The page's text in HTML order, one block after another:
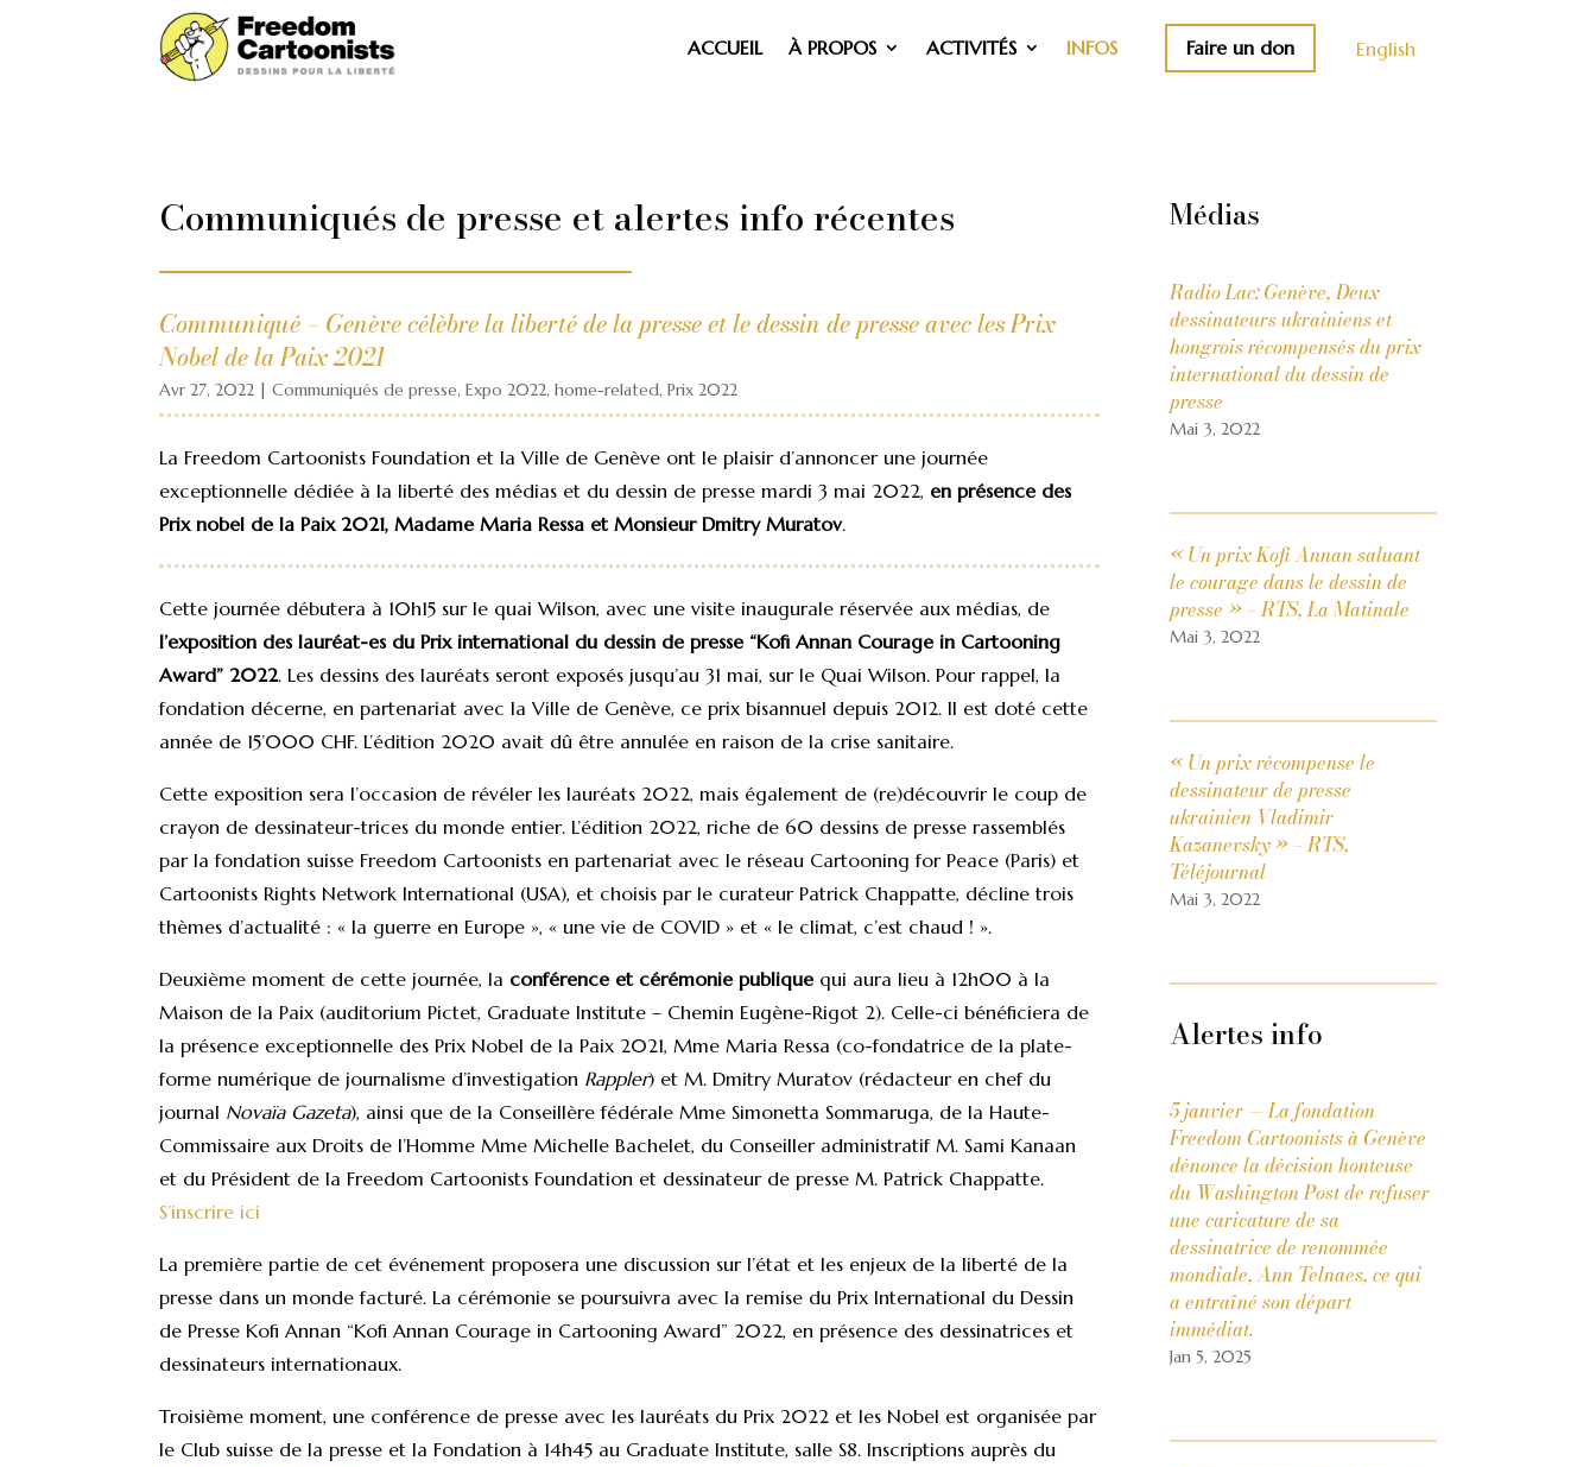
ACCUEIL À PROPOS ACTIVITÉS INFOS Faire un don English
Communiqués de presse et alertes info récentes
Communiqué – Genève célèbre la liberté de la presse et le dessin de presse avec les Prix
Nobel de la Paix 2021
Avr 27, 2022 |Communiqués de presse,Expo 2022,home-related,Prix 2022
La Freedom Cartoonists Foundation et la Ville de Genève ont le plaisir d’annoncer une journée
exceptionnelle dédiée à la liberté des médias et du dessin de presse mardi 3 mai 2022, en présence des
Prix nobel de la Paix 2021, Madame Maria Ressa et Monsieur Dmitry Muratov.
Cette journée débutera à 10h15 sur le quai Wilson, avec une visite inaugurale réservée aux médias, de
l’exposition des lauréat-es du Prix international du dessin de presse “Kofi Annan Courage in Cartooning
Award” 2022. Les dessins des lauréats seront exposés jusqu’au 31 mai, sur le Quai Wilson. Pour rappel, la
fondation décerne, en partenariat avec la Ville de Genève, ce prix bisannuel depuis 2012. Il est doté cette
année de 15’000 CHF. L’édition 2020 avait dû être annulée en raison de la crise sanitaire.
Cette exposition sera l’occasion de révéler les lauréats 2022, mais également de (re)découvrir le coup de
crayon de dessinateur-trices du monde entier. L’édition 2022, riche de 60 dessins de presse rassemblés
par la fondation suisse Freedom Cartoonists en partenariat avec le réseau Cartooning for Peace (Paris) et
Cartoonists Rights Network International (USA), et choisis par le curateur Patrick Chappatte, décline trois
thèmes d’actualité : « la guerre en Europe », « une vie de COVID » et « le climat, c’est chaud ! ».
Deuxième moment de cette journée, la conférence et cérémonie publique qui aura lieu à 12h00 à la
Maison de la Paix (auditorium Pictet, Graduate Institute – Chemin Eugène-Rigot 2). Celle-ci bénéficiera de
la présence exceptionnelle des Prix Nobel de la Paix 2021, Mme Maria Ressa (co-fondatrice de la plate-
forme numérique de journalisme d’investigation Rappler) et M. Dmitry Muratov (rédacteur en chef du
journal Novaïa Gazeta), ainsi que de la Conseillère fédérale Mme Simonetta Sommaruga, de la Haute-
Commissaire aux Droits de l’Homme Mme Michelle Bachelet, du Conseiller administratif M. Sami Kanaan
et du Président de la Freedom Cartoonists Foundation et dessinateur de presse M. Patrick Chappatte.
S’inscrire ici
La première partie de cet événement proposera une discussion sur l’état et les enjeux de la liberté de la
presse dans un monde facturé. La cérémonie se poursuivra avec la remise du Prix International du Dessin
de Presse Kofi Annan “Kofi Annan Courage in Cartooning Award” 2022, en présence des dessinatrices et
dessinateurs internationaux.
Troisième moment, une conférence de presse avec les lauréats du Prix 2022 et les Nobel est organisée par
le Club suisse de la presse et la Fondation à 14h45 au Graduate Institute, salle S8. Inscriptions auprès du
Médias
Radio Lac: Genève, Deux
dessinateurs ukrainiens et
hongrois récompensés du prix
international du dessin de
presse
Mai 3, 2022
« Un prix Kofi Annan saluant
le courage dans le dessin de
presse » – RTS, La Matinale
Mai 3, 2022
« Un prix récompense le
dessinateur de presse
ukrainien Vladimir
Kazanevsky » – RTS,
Téléjournal
Mai 3, 2022
Alertes info
5 janvier — La fondation
Freedom Cartoonists à Genève
dénonce la décision honteuse
du Washington Post de refuser
une caricature de sa
dessinatrice de renommée
mondiale, Ann Telnaes, ce qui
a entraîné son départ
immédiat.
Jan 5, 2025